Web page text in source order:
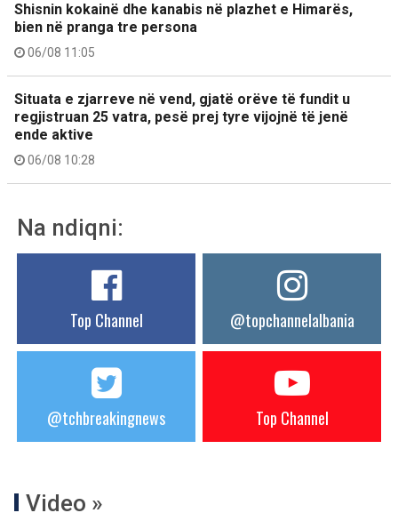
Shisnin kokainë dhe kanabis në plazhet e Himarës,
bien në pranga tre persona
06/08 11:05
Situata e zjarreve në vend, gjatë orëve të fundit u
regjistruan 25 vatra, pesë prej tyre vijojnë të jenë
ende aktive
06/08 10:28
Na ndiqni:
Top Channel @topchannelalbania
@tchbreakingnews Top Channel
Video »